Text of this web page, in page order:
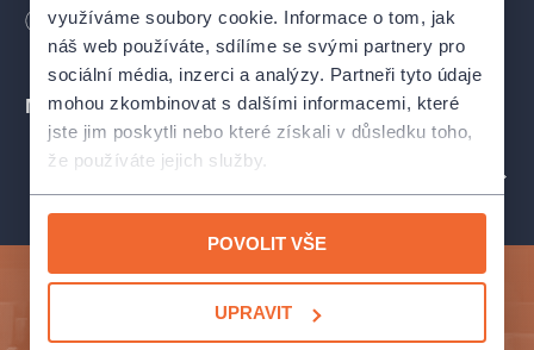
využíváme soubory cookie. Informace o tom, jak
náš web používáte, sdílíme se svými partnery pro
sociální média, inzerci a analýzy. Partneři tyto údaje
mohou zkombinovat s dalšími informacemi, které
jste jim poskytli nebo které získali v důsledku toho,
že používáte jejich služby.
POVOLIT VŠE
UPRAVIT
Autorská tvorba:
Waiting for a Wolf
Soul of the Mountain
Dream of a Tramp
Chakanka (Or She Who Waits)
Délka 90 minut
Místa
Přihlaste se k odběru a vychutnejte si kulturní život
naplno!